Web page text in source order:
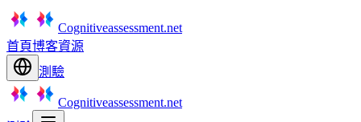
Cognitiveassessment.net
首頁博客資源
測驗
Cognitiveassessment.net